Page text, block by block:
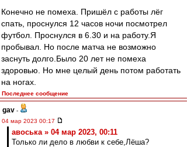
Конечно не помеха. Пришёл с работы лёг
спать, проснулся 12 часов ночи посмотрел
футбол. Проснулся в 6.30 и на работу.Я
пробывал. Но после матча не возможно
заснуть долго.Было 20 лет не помеха
здоровью. Но мне целый день потом работать
на ногах.
Последнее сообщение
gav -
04 мар 2023 00:17
авоська » 04 мар 2023, 00:11
Только ли дело в любви к себе,Лёша?